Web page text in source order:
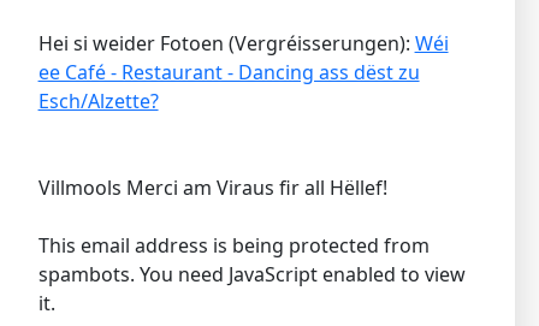
Hei si weider Fotoen (Vergréisserungen): Wéi
ee Café - Restaurant - Dancing ass dëst zu
Esch/Alzette?
Villmools Merci am Viraus fir all Hëllef!
This email address is being protected from
spambots. You need JavaScript enabled to view
it.